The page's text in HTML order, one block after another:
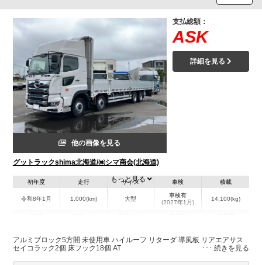
他の画像を見る
グットラックshima北海道/㈱シマ商会(北海道)
支払総額：
ASK
詳細を見る
初年度
令和8年1月
走行
1,000(km)
サイズ
大型
車検
車検有
(2027年1月)
積載
14,100(kg)
北海道
W:2,390
H:600
W:2,490
H:3,730
無
もっと見る
アルミブロック5方開 未使用車 ハイルーフ リターダ 導風板 リアエアサス
セイコラック2個 床フック18個 AT